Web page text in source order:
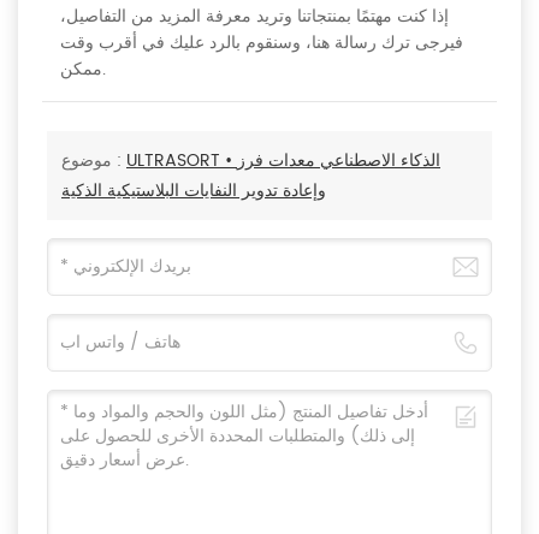
إذا كنت مهتمًا بمنتجاتنا وتريد معرفة المزيد من التفاصيل،
فيرجى ترك رسالة هنا، وسنقوم بالرد عليك في أقرب وقت
ممكن.
موضوع : ULTRASORT • الذكاء الاصطناعي معدات فرز
وإعادة تدوير النفايات البلاستيكية الذكية